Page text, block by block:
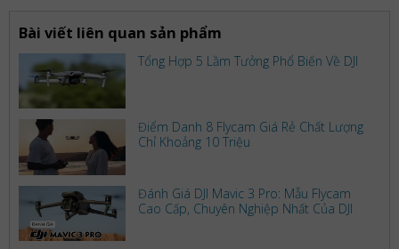
Bài viết liên quan sản phẩm
Tổng Hợp 5 Lầm Tưởng Phổ Biến Về DJI
Điểm Danh 8 Flycam Giá Rẻ Chất Lượng
Chỉ Khoảng 10 Triệu
Đánh Giá DJI Mavic 3 Pro: Mẫu Flycam
Cao Cấp, Chuyên Nghiệp Nhất Của DJI